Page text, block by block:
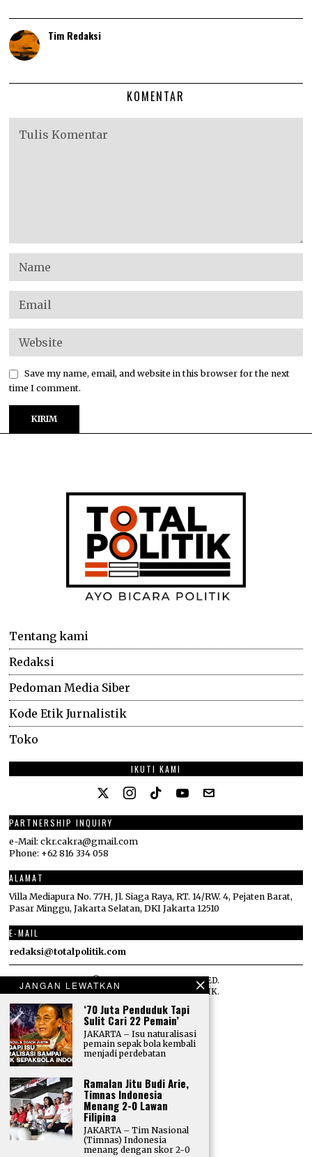
Tim Redaksi
KOMENTAR
Save my name, email, and website in this browser for the next
time I comment.
Tentang kami
Redaksi
Pedoman Media Siber
Kode Etik Jurnalistik
Toko
IKUTI KAMI
PARTNERSHIP INQUIRY
e-Mail: ckr.cakra@gmail.com
Phone: +62 816 334 058
ALAMAT
Villa Mediapura No. 77H, Jl. Siaga Raya, RT. 14/RW. 4, Pejaten Barat,
Pasar Minggu, Jakarta Selatan, DKI Jakarta 12510
E-MAIL
redaksi@totalpolitik.com
©2026
ALL RIGHTS RESERVED.
DESIGNED BYTOTAL POLITIK.
JANGAN LEWATKAN
‘70 Juta Penduduk Tapi
Sulit Cari 22 Pemain’
JAKARTA – Isu naturalisasi
pemain sepak bola kembali
menjadi perdebatan
Ramalan Jitu Budi Arie,
Timnas Indonesia
Menang 2-0 Lawan
Filipina
JAKARTA – Tim Nasional
(Timnas) Indonesia
menang dengan skor 2-0